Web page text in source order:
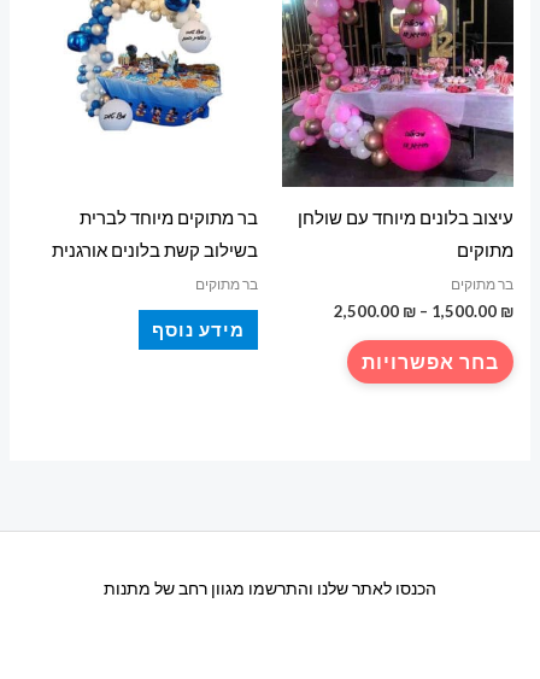
עיצוב בלונים מיוחד עם שולחן
מתוקים
בר מתוקים
1,500.00 ₪
–
2,500.00 ₪
טווח
⁦1,500.00 ₪⁩
בחר אפשרויות
בר מתוקים מיוחד לברית
בשילוב קשת בלונים אורגנית
בר מתוקים
מידע נוסף
הכנסו לאתר שלנו והתרשמו מגוון רחב של מתנות